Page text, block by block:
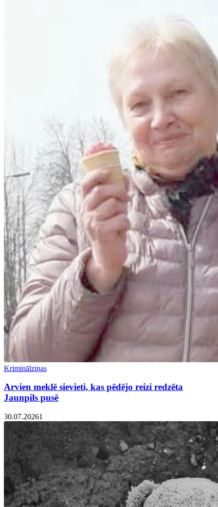
Kriminālziņas
Arvien meklē sievieti, kas pēdējo reizi redzēta
Jaunpils pusē
30.07.20261